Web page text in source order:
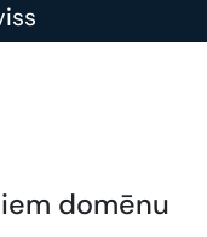
domēnu